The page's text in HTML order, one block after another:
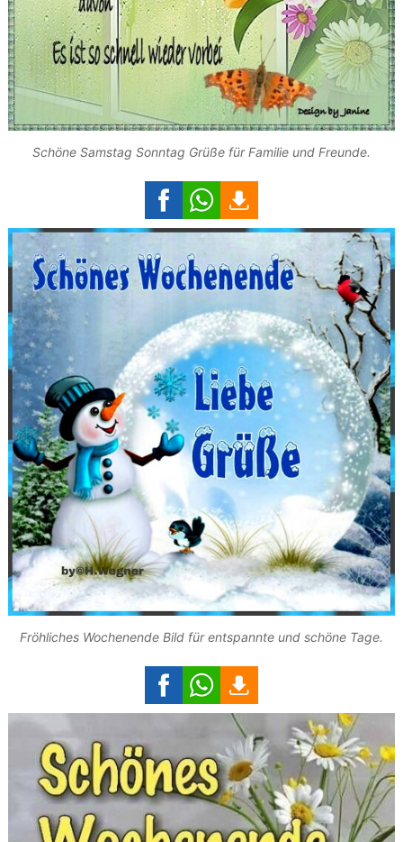
Schöne Samstag Sonntag Grüße für Familie und Freunde.
Fröhliches Wochenende Bild für entspannte und schöne Tage.